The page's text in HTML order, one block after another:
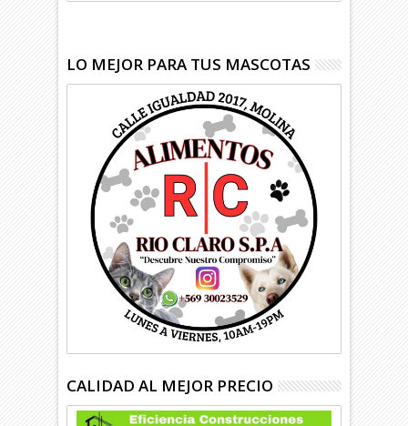
LO MEJOR PARA TUS MASCOTAS
CALIDAD AL MEJOR PRECIO